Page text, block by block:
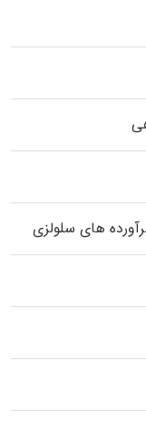
های سلولزی